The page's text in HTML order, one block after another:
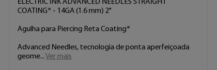
ELECTRIC INK ADVANCED NEEDLES STRAIGHT
COATING* - 14GA (1.6 mm) 2"
Agulha para Piercing Reta Coating*
Advanced Needles, tecnologia de ponta aperfeiçoada
geome ...Ver mais